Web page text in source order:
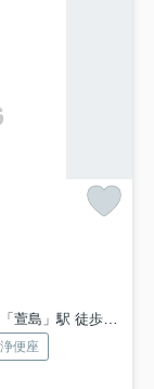
島」駅 徒歩19分
便座